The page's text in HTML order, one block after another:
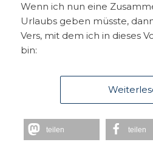
Wenn ich nun eine
Urlaubs geben müsste,
Vers, mit dem ich in dieses
bin:
teilen teilen